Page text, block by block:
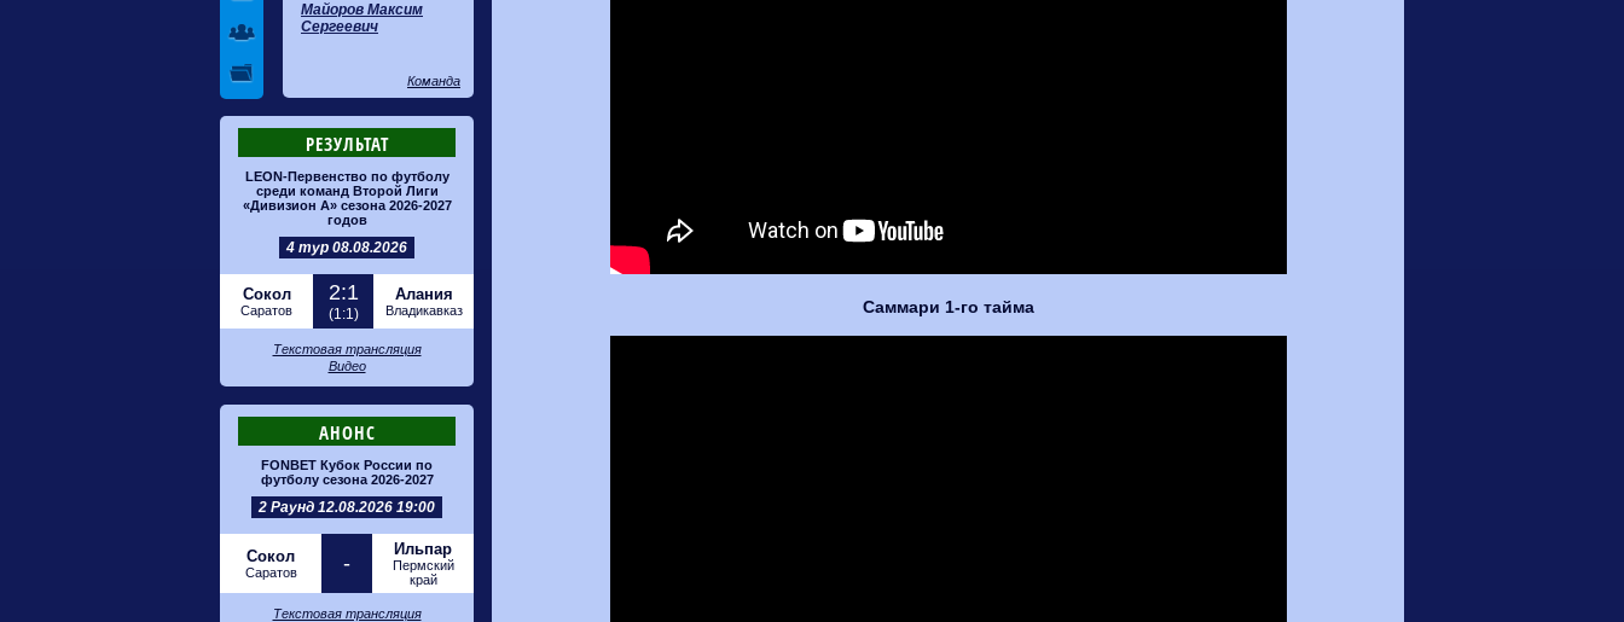
Майоров Максим
Сергеевич
Команда
РЕЗУЛЬТАТ
LEON-Первенство по футболу
среди команд Второй Лиги
«Дивизион А» сезона 2026-2027
годов
4 тур 08.08.2026
Сокол
Саратов
2:1
(1:1)
Алания
Владикавказ
Текстовая трансляция
Видео
АНОНС
FONBET Кубок России по
футболу сезона 2026-2027
2 Раунд 12.08.2026 19:00
Сокол
Саратов -
Ильпар
Пермский
край
Текстовая трансляция
Саммари 1-го тайма